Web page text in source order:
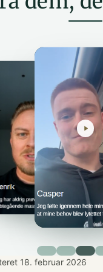
18. februar 2026